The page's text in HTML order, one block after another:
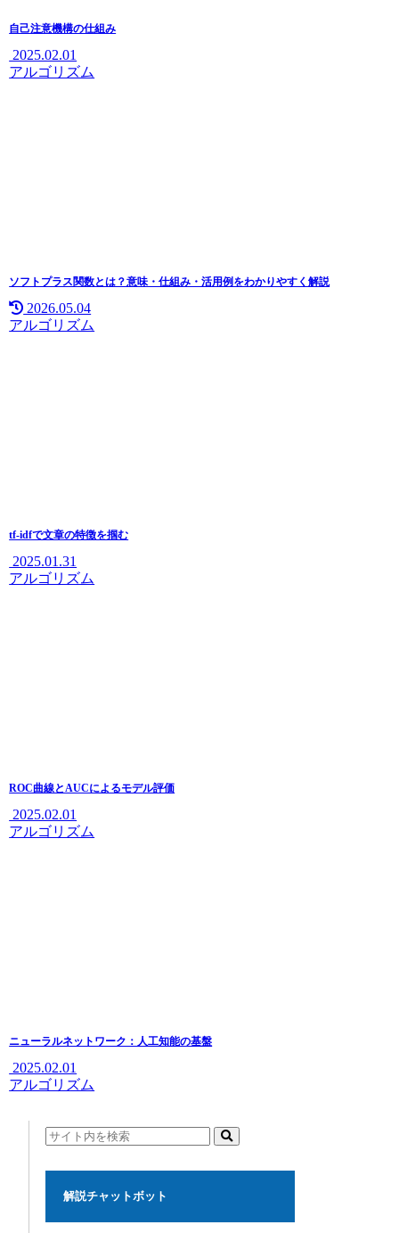
自己注意機構の仕組み
2025.02.01
アルゴリズム
ソフトプラス関数とは？意味・仕組み・活用例をわかりやすく解説
2026.05.04
アルゴリズム
tf-idfで文章の特徴を掴む
2025.01.31
アルゴリズム
ROC曲線とAUCによるモデル評価
2025.02.01
アルゴリズム
ニューラルネットワーク：人工知能の基盤
2025.02.01
アルゴリズム
解説チャットボット